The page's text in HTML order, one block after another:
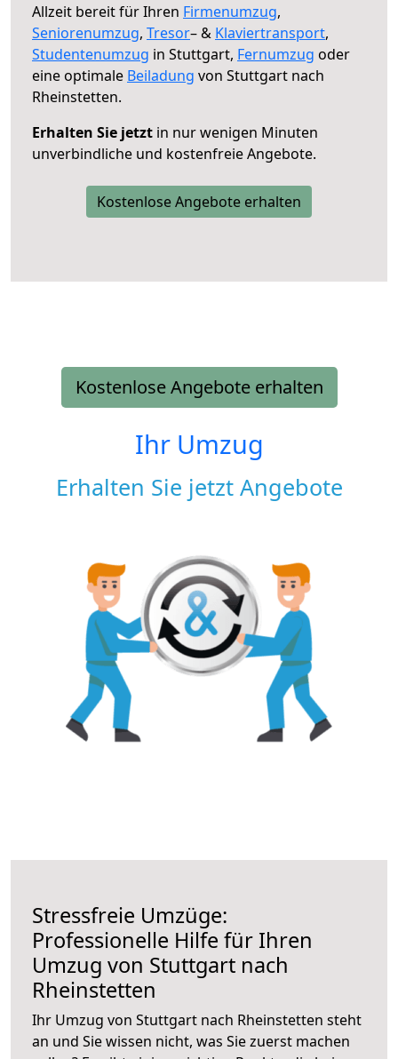
Allzeit bereit für Ihren Firmenumzug,
Seniorenumzug, Tresor– & Klaviertransport,
Studentenumzug in Stuttgart, Fernumzug oder
eine optimale Beiladung von Stuttgart nach
Rheinstetten.
Erhalten Sie jetzt in nur wenigen Minuten
unverbindliche und kostenfreie Angebote.
Kostenlose Angebote erhalten
Kostenlose Angebote erhalten
Ihr Umzug
Erhalten Sie jetzt Angebote
Stressfreie Umzüge:
Professionelle Hilfe für Ihren
Umzug von Stuttgart nach
Rheinstetten
Ihr Umzug von Stuttgart nach Rheinstetten steht
an und Sie wissen nicht, was Sie zuerst machen